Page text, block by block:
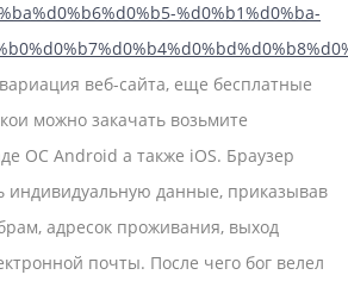
%d0%b1%d0%ba-
веб-сайта, еще бесплатные
можно закачать возьмите
ОС Android а также iOS. Браузер
индивидуальную данные, приказывав
адресок проживания, выход
почты. После чего бог велел